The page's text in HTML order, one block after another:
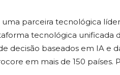
uma parceira tecnológica
tecnológica unificada
decisão baseados em IA e
em mais de 150 países.